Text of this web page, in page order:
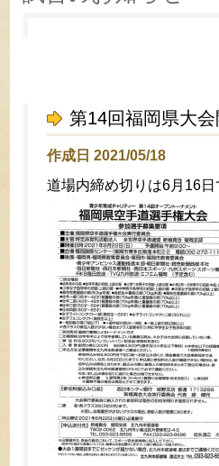
第14回福岡県大
作成日 2021/05/18
道場内締め切りは6月16日